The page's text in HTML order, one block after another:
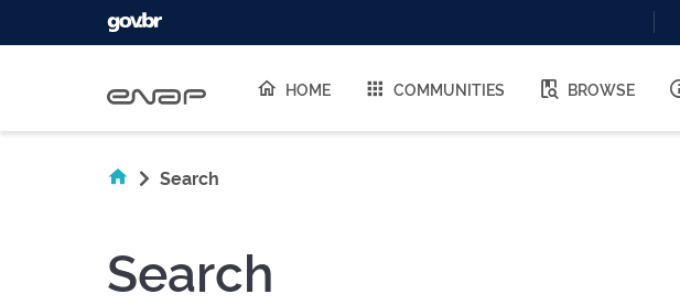
HOME COMMUNITIES BROWSE
Search
Search